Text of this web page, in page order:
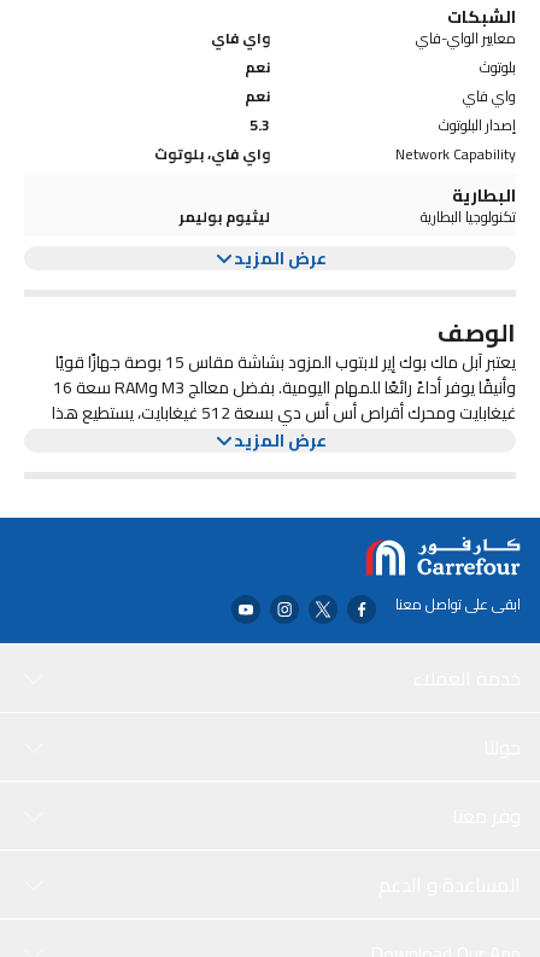
الشبكات
معايير الواي-فاي
واي فاي
بلوتوث
نعم
واي فاي
نعم
إصدار البلوتوث
5.3
Network Capability
واي فاي، بلوتوث
البطارية
تكنولوجيا البطارية ليثيوم بوليمر
عرض المزيد
الوصف
يعتبر آبل ماك بوك إير لابتوب المزود بشاشة مقاس 15 بوصة جهازًا قويًا
وأنيقًا يوفر أداءً رائعًا للمهام اليومية. بفضل معالج M3 وRAM سعة 16
غيغابايت ومحرك أقراص أس أس دي بسعة 512 غيغابايت، يستطيع هذا
الكمبيوتر المحمول التعامل مع المهام المتعددة بسهولة وتخزين جميع
لمشاهدة الأفلام أو تحرير الصور أو العمل على المشاريع الإبداعية.
بالإضافة إلى أدائه القوي وشاشته المذهلة، يضيف خيار الألوان "ستارلايت"
لمسة من الرقي إلى ماك بوك إير. هذا الكمبيوتر المحمول الأنيق والعصري
ليس فقط جهازًا موثوقًا به ولكنه أيضًا ملحق عصري يكمل أي إعداد
عرض المزيد
ابقى على تواصل معنا